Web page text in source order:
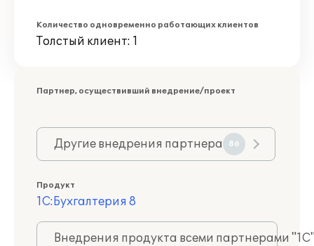
Количество одновременно работающих клиентов
Толстый клиент: 1
Партнер, осуществивший внедрение/проект
Другие внедрения партнера 86
Продукт
1С:Бухгалтерия 8
Внедрения продукта всеми партнерами